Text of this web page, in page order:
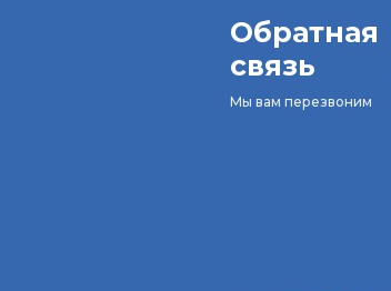
Обратная
связь
Мы вам перезвоним